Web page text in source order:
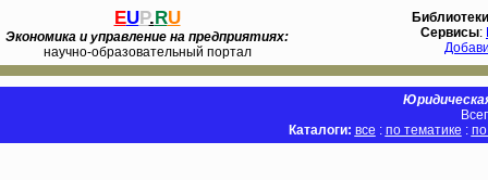
EUP.RU
Экономика и управление на предприятиях:
научно-образовательный портал
Библиотеки
Сервисы:
Каталоги: все : по тематике :